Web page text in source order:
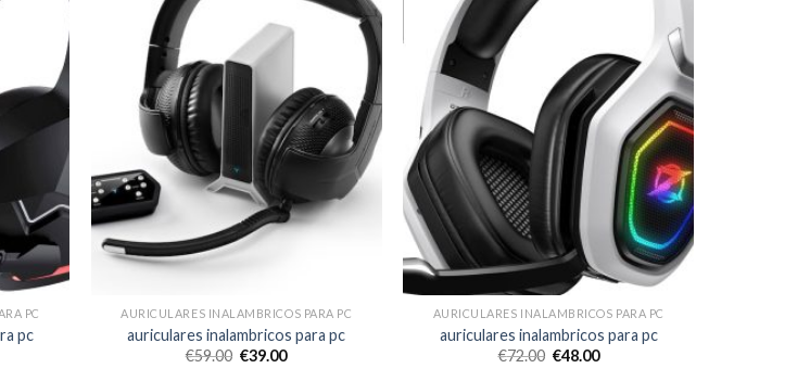
PC
pc
AURICULARES INALAMBRICOS PARA PC
auriculares inalambricos para pc
€59.00 €39.00
AURICULARES INALAMBRICOS PARA PC
auriculares inalambricos para pc
€72.00 €48.00